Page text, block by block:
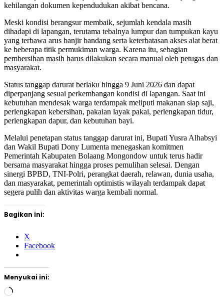
kehilangan dokumen kependudukan akibat bencana.
Meski kondisi berangsur membaik, sejumlah kendala masih
dihadapi di lapangan, terutama tebalnya lumpur dan tumpukan kayu
yang terbawa arus banjir bandang serta keterbatasan akses alat berat
ke beberapa titik permukiman warga. Karena itu, sebagian
pembersihan masih harus dilakukan secara manual oleh petugas dan
masyarakat.
Status tanggap darurat berlaku hingga 9 Juni 2026 dan dapat
diperpanjang sesuai perkembangan kondisi di lapangan. Saat ini
kebutuhan mendesak warga terdampak meliputi makanan siap saji,
perlengkapan kebersihan, pakaian layak pakai, perlengkapan tidur,
perlengkapan dapur, dan kebutuhan bayi.
Melalui penetapan status tanggap darurat ini, Bupati Yusra Alhabsyi
dan Wakil Bupati Dony Lumenta menegaskan komitmen
Pemerintah Kabupaten Bolaang Mongondow untuk terus hadir
bersama masyarakat hingga proses pemulihan selesai. Dengan
sinergi BPBD, TNI-Polri, perangkat daerah, relawan, dunia usaha,
dan masyarakat, pemerintah optimistis wilayah terdampak dapat
segera pulih dan aktivitas warga kembali normal.
Bagikan ini:
X
Facebook
Menyukai ini:
Memuat...